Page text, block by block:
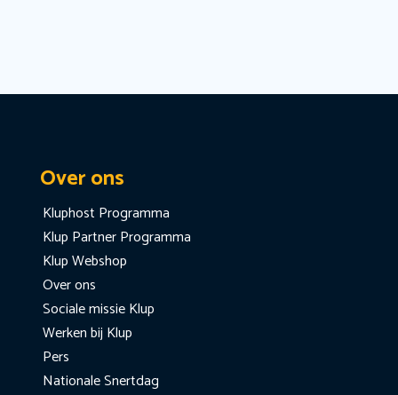
Over ons
Kluphost Programma
Klup Partner Programma
Klup Webshop
Over ons
Sociale missie Klup
Werken bij Klup
Pers
Nationale Snertdag